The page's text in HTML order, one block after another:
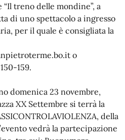
treno delle mondine”, a
di uno spettacolo a ingresso
per il quale è consigliata la
o
159.
domenica 23 novembre,
XX Settembre si terrà la
della
vedrà la partecipazione